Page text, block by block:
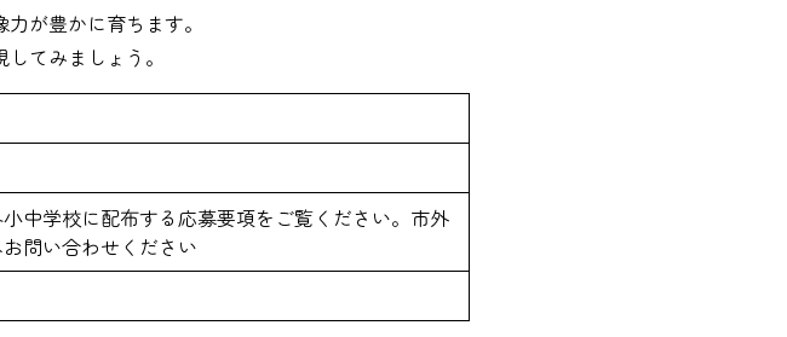
が豊かに育ちます。
てみましょう。
中学校に配布する応募要項をご覧ください。市外
問い合わせください